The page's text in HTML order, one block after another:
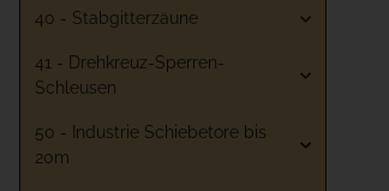
40 - Stabgitterzäune
41 - Drehkreuz-Sperren-
Schleusen
50 - Industrie Schiebetore bis
20m